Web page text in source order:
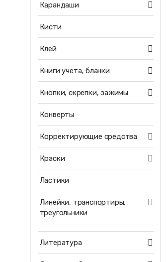
Карандаши
Кисти
Клей
Книги учета, бланки
Кнопки, скрепки, зажимы
Конверты
Корректирующие средства
Краски
Ластики
Линейки, транспортиры,
треугольники
Литература